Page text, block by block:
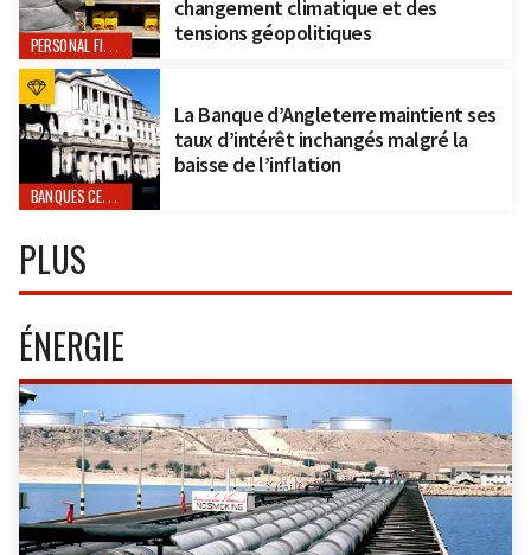
PERSONAL FINANCE
changement climatique et des
tensions géopolitiques
BANQUES CENTRALES
La Banque d’Angleterre maintient ses
taux d’intérêt inchangés malgré la
baisse de l’inflation
PLUS
ÉNERGIE